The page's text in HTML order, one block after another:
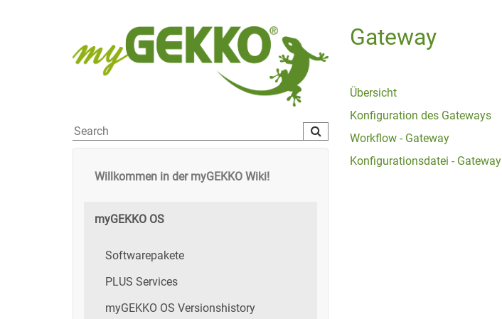
Willkommen in der myGEKKO Wiki!
myGEKKO OS
Softwarepakete
PLUS Services
myGEKKO OS Versionshistory
Gateway
Übersicht
Konfiguration des Gateways
Workflow - Gateway
Konfigurationsdatei - Gateway